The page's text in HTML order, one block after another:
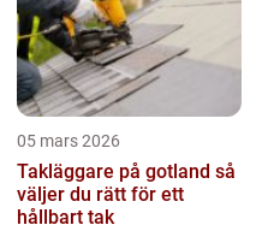
05 mars 2026
Takläggare på gotland så
väljer du rätt för ett
hållbart tak